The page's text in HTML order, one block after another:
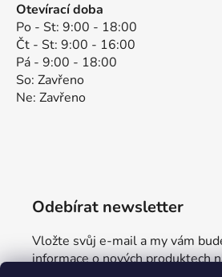
Otevírací doba
Po - St: 9:00 - 18:00
Čt - St: 9:00 - 16:00
Pá - 9:00 - 18:00
So: Zavřeno
Ne: Zavřeno
Odebírat newsletter
Vložte svůj e-mail a my vám
informace o nových produktech